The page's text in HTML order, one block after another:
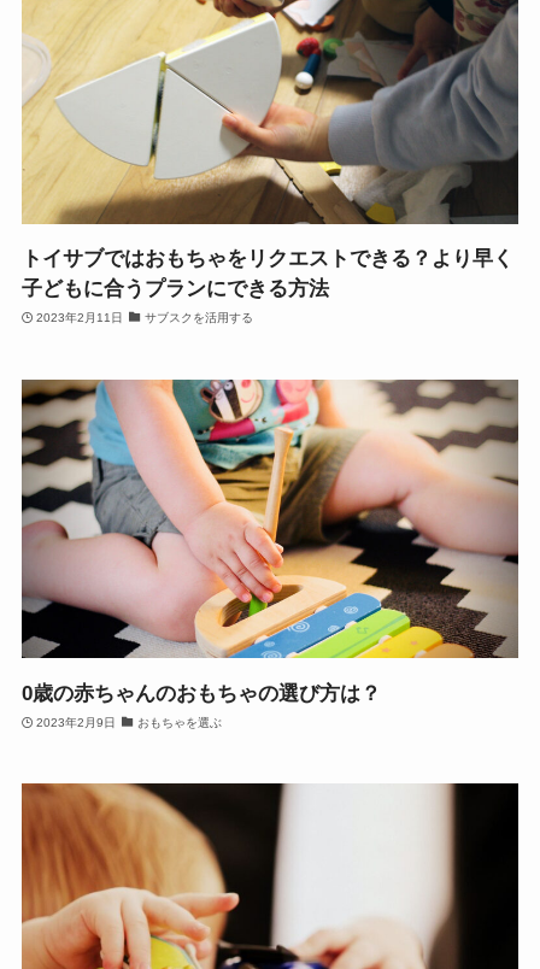
トイサブではおもちゃをリクエストできる？より早く
子どもに合うプランにできる方法
2023年2月11日 サブスクを活用する
0歳の赤ちゃんのおもちゃの選び方は？
2023年2月9日 おもちゃを選ぶ